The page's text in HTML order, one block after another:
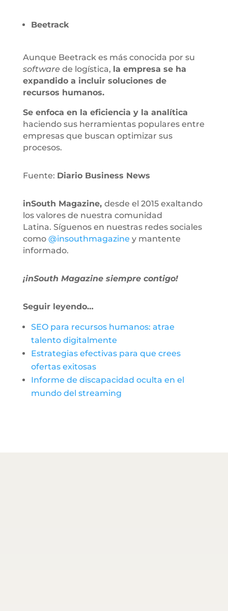
Beetrack
Aunque Beetrack es más conocida por su
softwarede logística, la empresa se ha
expandido a incluir soluciones de
recursos humanos.
Se enfoca en la eficiencia y la analítica
haciendo sus herramientas populares entre
empresas que buscan optimizar sus
procesos.
Fuente: Diario Business News
inSouth Magazine, desde el 2015 exaltando
los valores de nuestra comunidad
Latina. Síguenos en nuestras redes sociales
como @insouthmagazine y mantente
informado.
¡inSouth Magazine siempre contigo!
Seguir leyendo…
SEO para recursos humanos: atrae
talento digitalmente
Estrategias efectivas para que crees
ofertas exitosas
Informe de discapacidad oculta en el
mundo del streaming